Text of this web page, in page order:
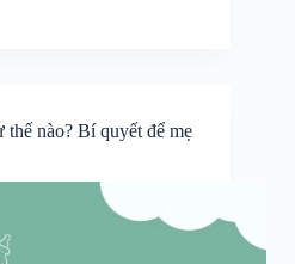
thế nào? Bí quyết để mẹ